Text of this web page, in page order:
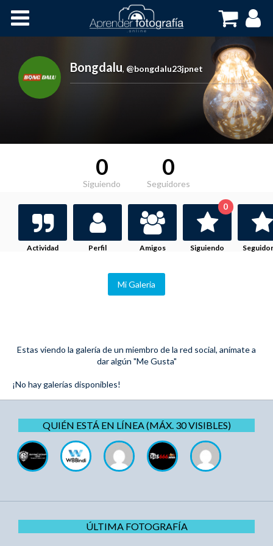
Cursos OnLine
Bongdalu, @bongdalu23jpnet
0
Siguiendo
0
Seguidores
Actividad Perfil Amigos Siguiendo
0
Mi Galeria
Estas viendo la galería de un miembro de la red social, anímate a
dar algún "Me Gusta"
¡No hay galerías disponibles!
QUIÉN ESTÁ EN LÍNEA (MÁX. 30 VISIBLES)
ÚLTIMA FOTOGRAFÍA